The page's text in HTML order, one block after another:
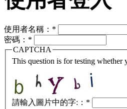
使用者名稱： *
密碼： *
CAPTCHA
This question is for testing whether
請輸入圖片中的字:： *